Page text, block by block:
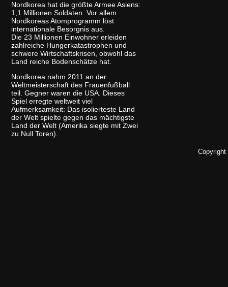
Nordkorea hat die größte Armee Asiens:
1,1 Millionen Soldaten. Vor allem
Nordkoreas Atomprogramm löst
internationale Besorgnis aus.
Die 23 Millionen Einwohner erleiden
zahlreiche Hungerkatastrophen und
schwere Wirtschaftskrisen, obwohl das
Land reiche Bodenschätze hat.
Nordkorea nahm 2011 an der
Weltmeisterschaft des Frauenfußball
teil. Gegner waren die USA. Dieses
Spiel erregte weltweit viel
Aufmerksamkeit: Das isolierteste Land
der Welt spielte gegen das mächtigste
Land der Welt (Amerika siegte mit Zwei
zu Null Toren).